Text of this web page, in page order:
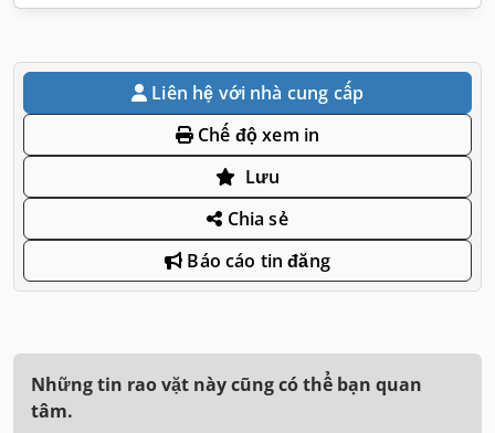
Liên hệ với nhà cung cấp
Chế độ xem in
Lưu
Chia sẻ
Báo cáo tin đăng
Những tin rao vặt này cũng có thể bạn quan
tâm.